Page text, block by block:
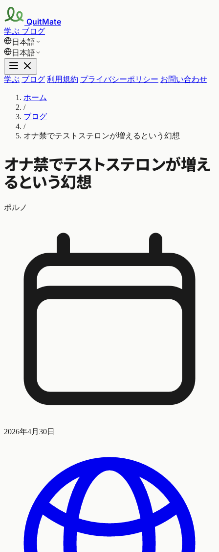
QuitMate
学ぶ ブログ
日本語
日本語
学ぶ ブログ 利用規約 プライバシーポリシー お問い合わせ
ホーム
/
ブログ
/
オナ禁でテストステロンが増えるという幻想
オナ禁でテストステロンが増え
るという幻想
ポルノ
2026年4月30日